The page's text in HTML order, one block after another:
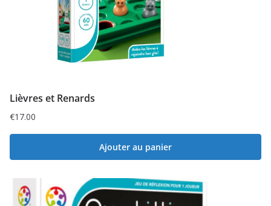
Lièvres et Renards
€17.00
Ajouter au panier